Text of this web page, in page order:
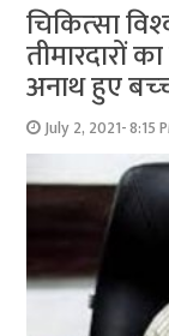
चिकित्‍सा
तीमारदारों
अनाथ हुए
July 2, 2021- 8:15